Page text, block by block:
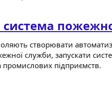
створювати
служби, запускати
промислових підприємств.